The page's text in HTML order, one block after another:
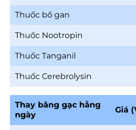
Thuốc bổ gan
Thuốc Nootropin
Thuốc Tanganil
Thuốc Cerebrolysin
Thay băng gạc hằng
ngày
Giá